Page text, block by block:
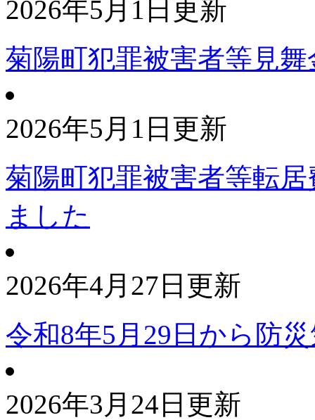
2026年5月1日更新
菊陽町犯罪被害者等見
2026年5月1日更新
菊陽町犯罪被害者等転
ました
2026年4月27日更新
令和8年5月29日から防
2026年3月24日更新